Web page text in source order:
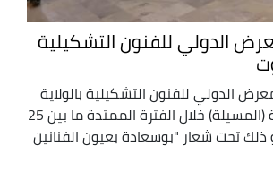
الدولي للفنون التشكيلية
الدولي للفنون التشكيلية بالولاية
المنتدبة بوسعادة (المسيلة) خلال الفترة الممتدة ما بين 25
ذلك تحت شعار "بوسعادة بعيون الفنانين